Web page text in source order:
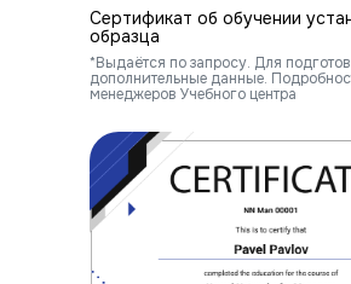
Сертификат об обучении
образца
*Выдаётся по запросу. Для
дополнительные данные.
менеджеров Учебного центра